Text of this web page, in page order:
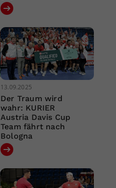
13.09.2025
Der Traum wird
wahr: KURIER
Austria Davis Cup
Team fährt nach
Bologna